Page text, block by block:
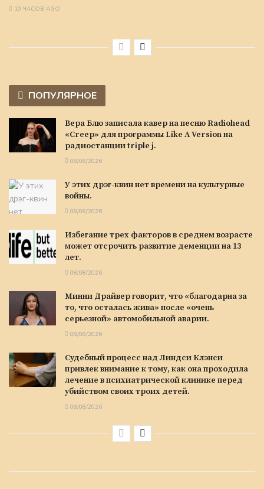
10 ЧАСОВ AGO
ПОПУЛЯРНОЕ
Вера Блю записала кавер на песню Radiohead
«Creep» для программы Like A Version на
радиостанции triple j.
08/08/2026
У этих дрэг-квин нет времени на культурные
войны.
08/08/2026
Избегание трех факторов в среднем возрасте
может отсрочить развитие деменции на 13
лет.
08/08/2026
Минни Драйвер говорит, что «благодарна за
то, что осталась жива» после «очень
серьезной» автомобильной аварии.
08/08/2026
Судебный процесс над Линдси Клэнси
привлек внимание к тому, как она проходила
лечение в психиатрической клинике перед
убийством своих троих детей.
08/08/2026